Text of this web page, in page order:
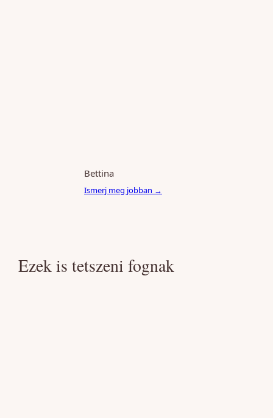
Bettina
Ismerj meg jobban →
Ezek is tetszeni fognak